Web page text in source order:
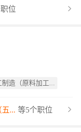
位
造（原料加工...
... 等5个职位